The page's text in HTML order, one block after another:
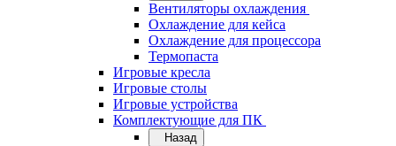
Вентиляторы охлаждения
Охлаждение для кейса
Охлаждение для процессора
Термопаста
Игровые кресла
Игровые столы
Игровые устройства
Комплектующие для ПК
Назад